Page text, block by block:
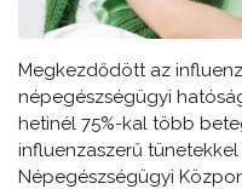
Megkezdődött az
népegészségügyi
hetinél 75%-kal több
influenzaszerű
Népegészségügyi